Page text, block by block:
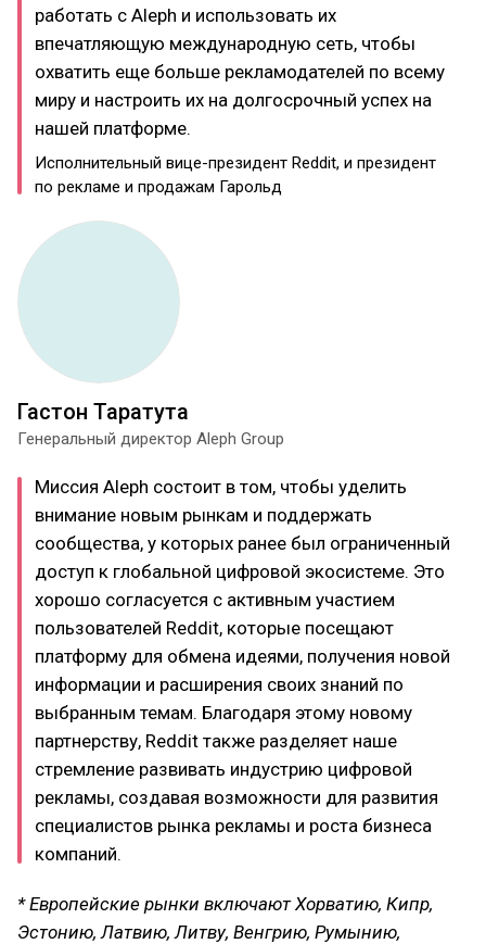
работать с Aleph и использовать их
впечатляющую международную сеть, чтобы
охватить еще больше рекламодателей по всему
миру и настроить их на долгосрочный успех на
нашей платформе.
Исполнительный вице-президент Reddit, и президент
по рекламе и продажам Гарольд
Гастон Таратута
Генеральный директор Aleph Group
Миссия Aleph состоит в том, чтобы уделить
внимание новым рынкам и поддержать
сообщества, у которых ранее был ограниченный
доступ к глобальной цифровой экосистеме. Это
хорошо согласуется с активным участием
пользователей Reddit, которые посещают
платформу для обмена идеями, получения новой
информации и расширения своих знаний по
выбранным темам. Благодаря этому новому
партнерству, Reddit также разделяет наше
стремление развивать индустрию цифровой
рекламы, создавая возможности для развития
специалистов рынка рекламы и роста бизнеса
компаний.
* Европейские рынки включают Хорватию, Кипр,
Эстонию, Латвию, Литву, Венгрию, Румынию,